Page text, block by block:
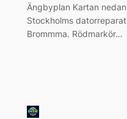
Ängbyplan Kartan
Stockholms
Brommma. Rödmarkör…